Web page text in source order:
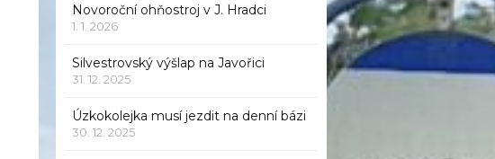
Novoroční ohňostroj v J. Hradci
1. 1. 2026
Silvestrovský výšlap na Javořici
31. 12. 2025
Úzkokolejka musí jezdit na denní bázi
30. 12. 2025